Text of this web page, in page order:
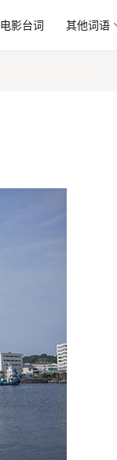
电影台词 其他词语